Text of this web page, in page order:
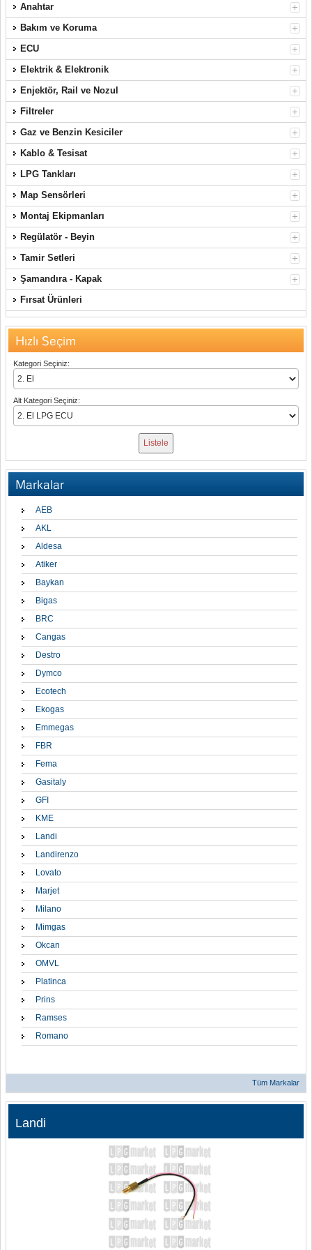
Anahtar
Bakım ve Koruma
ECU
Elektrik & Elektronik
Enjektör, Rail ve Nozul
Filtreler
Gaz ve Benzin Kesiciler
Kablo & Tesisat
LPG Tankları
Map Sensörleri
Montaj Ekipmanları
Regülatör - Beyin
Tamir Setleri
Şamandıra - Kapak
Fırsat Ürünleri
Hızlı Seçim
Kategori Seçiniz:
Alt Kategori Seçiniz:
Markalar
AEB
AKL
Aldesa
Atiker
Baykan
Bigas
BRC
Cangas
Destro
Dymco
Ecotech
Ekogas
Emmegas
FBR
Fema
Gasitaly
GFI
KME
Landi
Landirenzo
Lovato
Marjet
Milano
Mimgas
Okcan
OMVL
Platinca
Prins
Ramses
Romano
Tüm Markalar
Landi